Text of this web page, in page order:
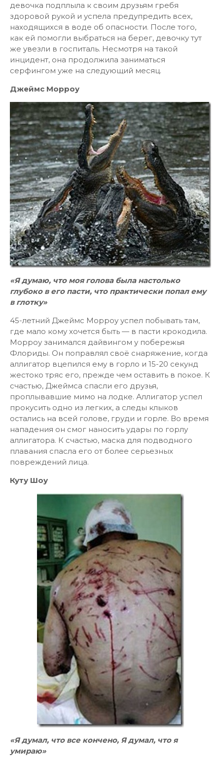
девочка подплыла к своим друзьям гребя
здоровой рукой и успела предупредить всех,
находящихся в воде об опасности. После того,
как ей помогли выбраться на берег, девочку тут
же увезли в госпиталь. Несмотря на такой
инцидент, она продолжила заниматься
серфингом уже на следующий месяц.
Джеймс Морроу
«Я думаю, что моя голова была настолько
глубоко в его пасти, что практически попал ему
в глотку»
45-летний Джеймс Морроу успел побывать там,
где мало кому хочется быть — в пасти крокодила.
Морроу занимался дайвингом у побережья
Флориды. Он поправлял своё снаряжение, когда
аллигатор вцепился ему в горло и 15-20 секунд
жестоко тряс его, прежде чем оставить в покое. К
счастью, Джеймса спасли его друзья,
проплывавшие мимо на лодке. Аллигатор успел
прокусить одно из легких, а следы клыков
остались на всей голове, груди и горле. Во время
нападения он смог наносить удары по горлу
аллигатора. К счастью, маска для подводного
плавания спасла его от более серьезных
повреждений лица.
Куту Шоу
«Я думал, что все кончено, Я думал, что я
умираю»